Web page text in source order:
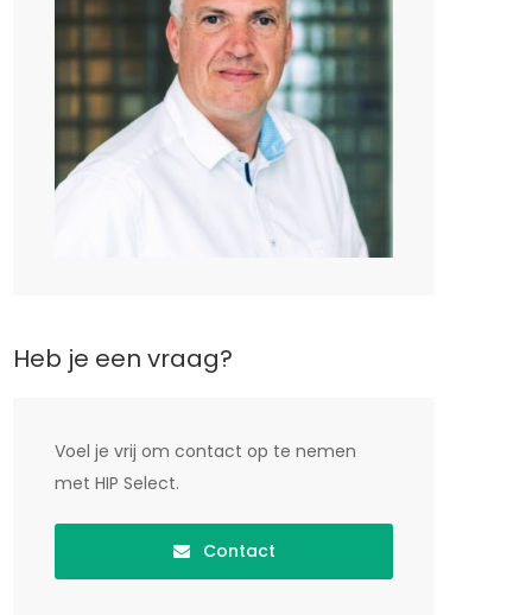
Heb je een vraag?
Voel je vrij om contact op te nemen
met HIP Select.
Contact